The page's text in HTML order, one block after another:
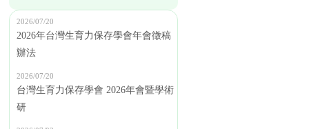
2026/07/20
2026年台灣生育力保存學會年會徵稿
辦法
2026/07/20
台灣生育力保存學會 2026年會暨學術
研